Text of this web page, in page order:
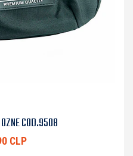
COD.9508
CLP